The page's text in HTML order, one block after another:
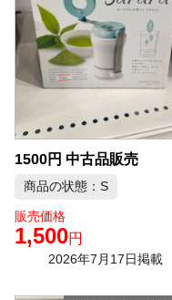
1500円 中古品販売
商品の状態：S
販売価格
1,500円
2026年7月17日掲載